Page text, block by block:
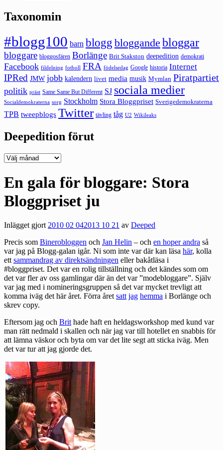
Taxonomin
#blogg100 barn blogg bloggande bloggar
bloggare bloggosfären Borlänge Brit Stakston deepedition demokrati
Facebook fildelning fotboll FRA födelsedag Google historia Internet
IPRed JMW jobb kalendern livet media musik Mymlan Piratpartiet
politik präst Same Same But Different SJ sociala medier
Socialdemokraterna sorg Stockholm Stora Bloggpriset Sverigedemokraterna
TPB tweepblogs Twitter tävling tåg U2 Wikileaks
Deepedition förut
Deepedition
En gala för bloggare: Stora
Bloggpriset ju
Inlägget gjort2010 02 042013 10 21 av Deeped
Precis som Binerobloggen och Jan Helin – och en hoper andra så
var jag på Blogg-galan igår. Ni som inte var där kan läsa här, kolla
ettsammandrag av direktsändningen eller bakåtläsa i
#bloggpriset. Det var en rolig tillställning och det kändes som om
det var fler av oss gamlingar där än det var ”modebloggare”. Själv
var jag med i nomineringsgruppen så det var mycket trevligt att
komma iväg det här året. Förra åretsatt jag hemma i Borlänge och
skrev copy.
Eftersom jag och Brithade haft en heldagsworkshop med kund var
man rätt nedmald i skallen och när jag var till hotellet en snabbis för
att lämna väskor och byta om var det lite segt att sticka iväg. Men
det var tur att jag gjorde det.